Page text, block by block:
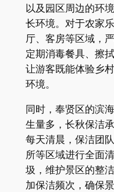
以及园区周边的环
长环境。对于农家
厅、客房等区域，
定期消毒餐具、擦
让游客既能体验乡
环境。​
同时，奉贤区的滨
生量多，长秋保洁
每天清晨，保洁团
所等区域进行全面
圾，维护景区的整
加保洁频次，确保